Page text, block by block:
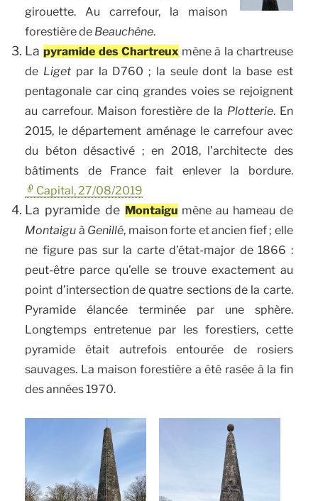
girouette. Au carrefour, la maison
forestière de Beauchêne.
Lapyramide des Chartreuxmène à la chartreuse
de Ligetpar la D760 ; la seule dont la base est
pentagonale car cinq grandes voies se rejoignent
au carrefour. Maison forestière de la Plotterie. En
2015, le département aménage le carrefour avec
du béton désactivé ; en 2018, l’architecte des
bâtiments de France fait enlever la bordure.
Capital, 27/08/2019
La pyramide de Montaigu mène au hameau de
Montaigu à Genillé, maison forte et ancien fief; elle
ne figure pas sur la carte d’état-major de 1866 :
peut-être parce qu’elle se trouve exactement au
point d’intersection de quatre sections de la carte.
Pyramide élancée terminée par une sphère.
Longtemps entretenue par les forestiers, cette
pyramide était autrefois entourée de rosiers
sauvages. La maison forestière a été rasée à la fin
des années 1970.